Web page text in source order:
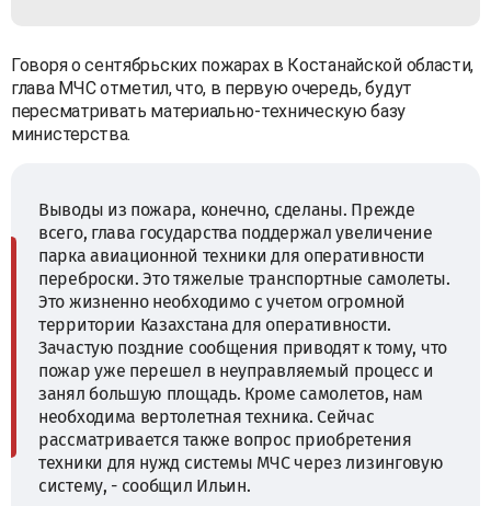
Говоря о сентябрьских пожарах в Костанайской области,
глава МЧС отметил, что, в первую очередь, будут
пересматривать материально-техническую базу
министерства.
Выводы из пожара, конечно, сделаны. Прежде
всего, глава государства поддержал увеличение
парка авиационной техники для оперативности
переброски. Это тяжелые транспортные самолеты.
Это жизненно необходимо с учетом огромной
территории Казахстана для оперативности.
Зачастую поздние сообщения приводят к тому, что
пожар уже перешел в неуправляемый процесс и
занял большую площадь. Кроме самолетов, нам
необходима вертолетная техника. Сейчас
рассматривается также вопрос приобретения
техники для нужд системы МЧС через лизинговую
систему, - сообщил Ильин.